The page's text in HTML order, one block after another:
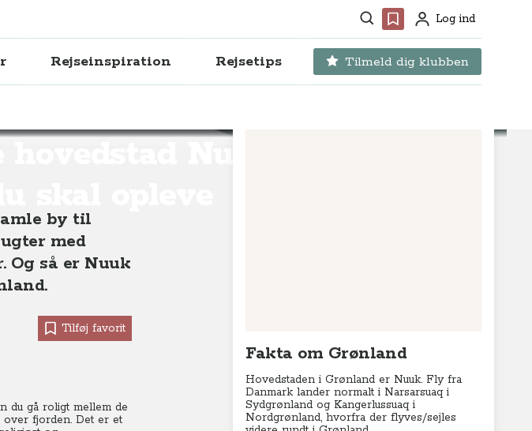
Søg Favoritter
ProfilLog ind
Rejseinspiration Rejsetips Tilmeld dig klubben
Nuuk -
by til
med
så er Nuuk
Tilføj favorit
du gå roligt mellem de
over fjorden. Det er et
Fakta om Grønland
Hovedstaden i Grønland er Nuuk. Fly fra
Danmark lander normalt i Narsarsuaq i
Sydgrønland og Kangerlussuaq i
Nordgrønland, hvorfra der flyves/sejles